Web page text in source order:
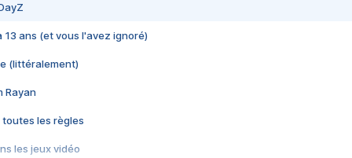
13 ans (et vous l'avez ignoré)
(littéralement)
Rayan
toutes les règles
les jeux vidéo